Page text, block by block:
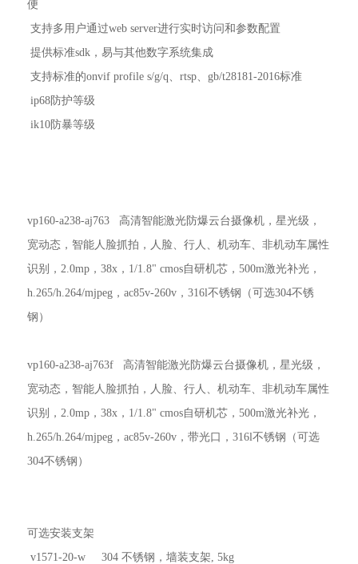
便
 支持多用户通过web server进行实时访问和参数配置
 提供标准sdk，易与其他数字系统集成
 支持标准的onvif profile s/g/q、rtsp、gb/t28181-2016标准
 ip68防护等级
 ik10防暴等级
vp160-a238-aj763 高清智能激光防爆云台摄像机，星光级，
宽动态，智能人脸抓拍，人脸、行人、机动车、非机动车属性
识别，2.0mp，38x，1/1.8" cmos自研机芯，500m激光补光，
h.265/h.264/mjpeg，ac85v-260v，316l不锈钢（可选304不锈
钢）
vp160-a238-aj763f 高清智能激光防爆云台摄像机，星光级，
宽动态，智能人脸抓拍，人脸、行人、机动车、非机动车属性
识别，2.0mp，38x，1/1.8" cmos自研机芯，500m激光补光，
h.265/h.264/mjpeg，ac85v-260v，带光口，316l不锈钢（可选
304不锈钢）
可选安装支架
v1571-20-w 304 不锈钢，墙装支架, 5kg